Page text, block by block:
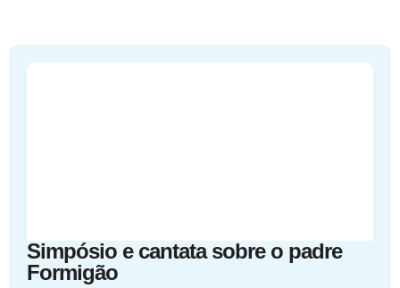
Simpósio e cantata sobre o padre
Formigão